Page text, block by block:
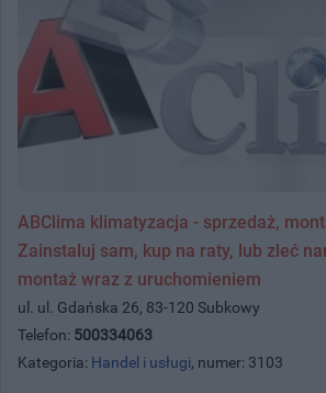
ABClima klimatyzacja - sprzedaż,
Zainstaluj sam, kup na raty, lub zleć
montaż wraz z uruchomieniem
ul. ul. Gdańska 26, 83-120 Subkowy
Telefon: 500334063
Kategoria: Handel i usługi, numer: 3103